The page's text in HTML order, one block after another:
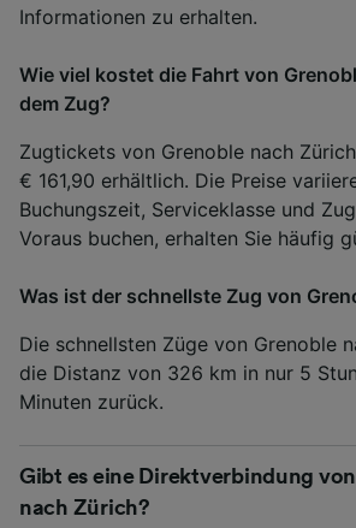
Informationen zu erhalten.
Wie viel kostet die Fahrt von
dem Zug?
Zugtickets von Grenoble nach
€ 161,90 erhältlich. Die Preise
Buchungszeit, Serviceklasse und
Voraus buchen, erhalten Sie häufig
Was ist der schnellste Zug von
Die schnellsten Züge von Grenoble
die Distanz von 326 km in nur 5
Minuten zurück.
Gibt es eine Direktverbindung
nach Zürich?